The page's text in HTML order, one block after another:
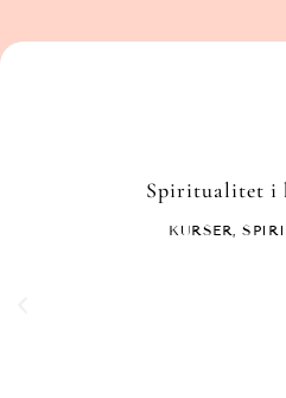
Spiritualitet i
KURSER ,